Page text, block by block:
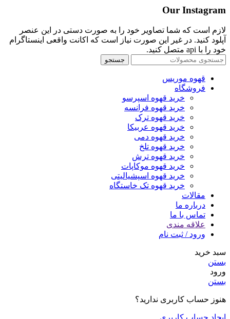
Our Instagram
لازم است که شما تصاویر خود را به صورت دستی در این عنصر
آپلود کنید. در غیر این صورت نیاز است که اکانت واقعی اینستاگرام
خود را با api متصل کنید.
جستجو
قهوه موریس
فروشگاه
خرید قهوه اسپرسو
خرید قهوه فرانسه
خرید قهوه ترک
خرید قهوه عربیکا
خرید قهوه دمی
خرید قهوه تلخ
خرید قهوه ترش
خرید قهوه موکاپات
خرید قهوه اسپشیالیتی
خرید قهوه تک خاستگاه
مقالات
درباره ما
تماس با ما
علاقه مندی
ورود / ثبت نام
سبد خرید
بستن
ورود
بستن
هنوز حساب کاربری ندارید؟